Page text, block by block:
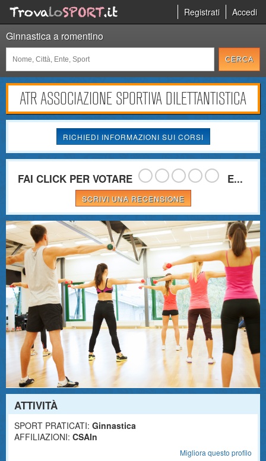
Registrati Accedi
Ginnastica a romentino
ATR ASSOCIAZIONE SPORTIVA DILETTANTISTICA
RICHIEDI INFORMAZIONI SUI CORSI
FAI CLICK PER VOTARE E...
SCRIVI UNA RECENSIONE
ATTIVITÀ
SPORT PRATICATI: Ginnastica
AFFILIAZIONI: CSAIn
Migliora questo profilo